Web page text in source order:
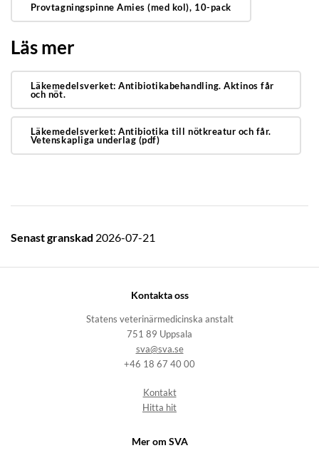
Provtagningspinne Amies (med kol), 10-pack
Läs mer
Läkemedelsverket: Antibiotikabehandling. Aktinos får
och nöt.
Läkemedelsverket: Antibiotika till nötkreatur och får.
Vetenskapliga underlag (pdf)
Senast granskad 2026-07-21
Kontakta oss
Statens veterinärmedicinska anstalt
751 89 Uppsala
sva@sva.se
+46 18 67 40 00
Kontakt
Hitta hit
Mer om SVA